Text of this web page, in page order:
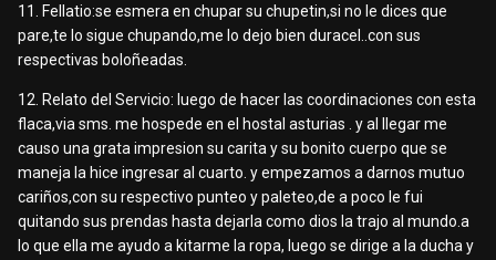
11. Fellatio:se esmera en chupar su chupetin,si no le dices que
pare,te lo sigue chupando,me lo dejo bien duracel..con sus
respectivas boloñeadas.
12. Relato del Servicio: luego de hacer las coordinaciones con esta
flaca,via sms. me hospede en el hostal asturias . y al llegar me
causo una grata impresion su carita y su bonito cuerpo que se
maneja la hice ingresar al cuarto. y empezamos a darnos mutuo
cariños,con su respectivo punteo y paleteo,de a poco le fui
quitando sus prendas hasta dejarla como dios la trajo al mundo.a
lo que ella me ayudo a kitarme la ropa, luego se dirige a la ducha y